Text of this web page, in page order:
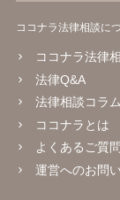
ココナラ法律相談に
ココナラ法律
法律Q&A
法律相談コラム
ココナラとは
よくあるご質問
運営へのお問